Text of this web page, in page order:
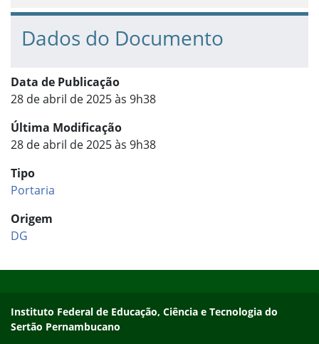
Dados do Documento
Data de Publicação
28 de abril de 2025 às 9h38
Última Modificação
28 de abril de 2025 às 9h38
Tipo
Portaria
Origem
DG
Endereço
Instituto Federal de Educação, Ciência e Tecnologia do
Sertão Pernambucano